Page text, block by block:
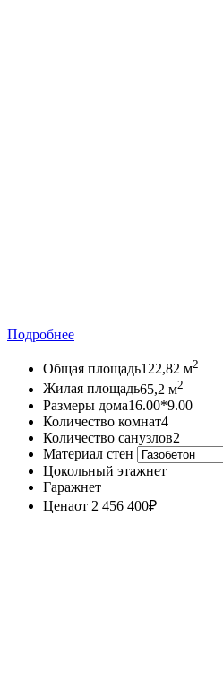
Подробнее
Общая площадь122,82 м2
Жилая площадь65,2 м2
Размеры дома16.00*9.00
Количество комнат4
Количество санузлов2
Материал стен
Цокольный этажнет
Гаражнет
Ценаот 2 456 400₽